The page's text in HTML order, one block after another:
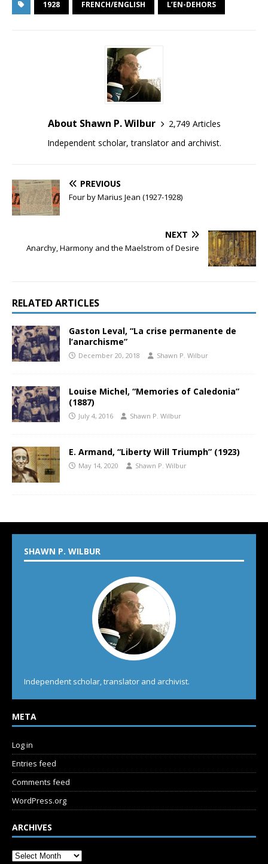
1928 FRENCH/ENGLISH L’EN-DEHORS
About Shawn P. Wilbur
2,749 Articles
Independent scholar, translator and archivist.
PREVIOUS
Four by Marius Jean (1927-1928)
NEXT
Anarchy, Harmony and the Maelstrom of Desire
RELATED ARTICLES
Gaston Leval, “La crise permanente de
l’anarchisme”
December 20, 2018 Shawn P. Wilbur
Louise Michel, “Memories of Caledonia”
(1887)
July 4, 2016 Shawn P. Wilbur
E. Armand, “Liberty Will Triumph” (1923)
May 14, 2020 Shawn P. Wilbur
SHAWN P. WILBUR
Independent scholar, translator and archivist.
META
Log in
Entries feed
Comments feed
WordPress.org
ARCHIVES